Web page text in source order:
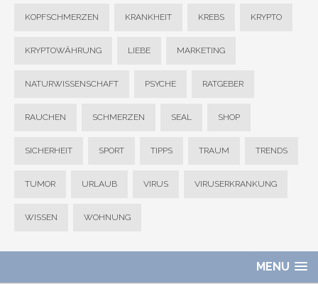
KOPFSCHMERZEN KRANKHEIT KREBS KRYPTO
KRYPTOWÄHRUNG LIEBE MARKETING
NATURWISSENSCHAFT PSYCHE RATGEBER
RAUCHEN SCHMERZEN SEAL SHOP
SICHERHEIT SPORT TIPPS TRAUM TRENDS
TUMOR URLAUB VIRUS VIRUSERKRANKUNG
WISSEN WOHNUNG
MENU